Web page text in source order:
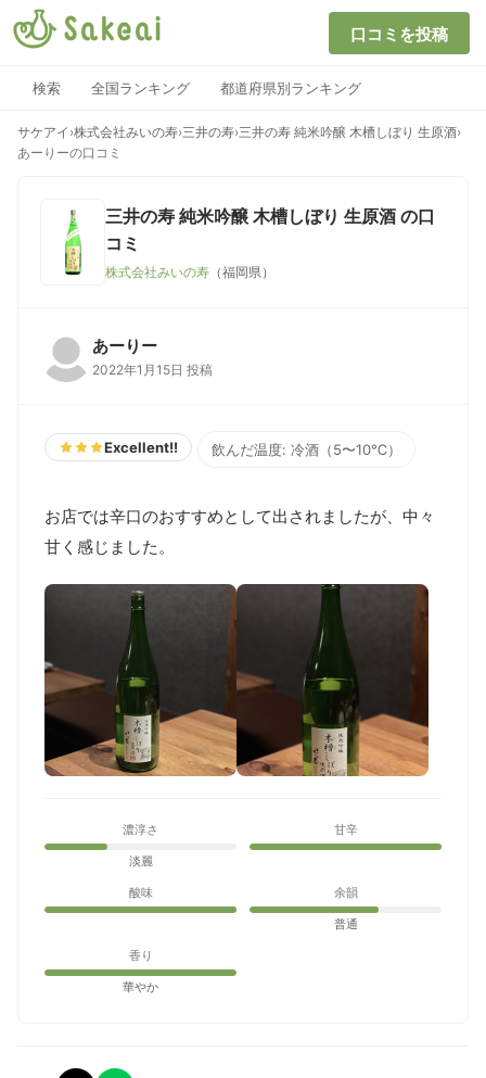
口コミを投稿
検索 全国ランキング 都道府県別ランキング
サケアイ ›株式会社みいの寿›三井の寿›三井の寿 純米吟醸 木槽しぼり 生原酒›
あーりーの口コミ
三井の寿 純米吟醸 木槽しぼり 生原酒 の口
コミ
株式会社みいの寿 （福岡県）
あーりー
2022年1月15日 投稿
Excellent!! 飲んだ温度: 冷酒（5〜10℃）
お店では辛口のおすすめとして出されましたが、中々
甘く感じました。
濃淳さ
淡麗
甘辛
酸味 余韻
普通
香り
華やか